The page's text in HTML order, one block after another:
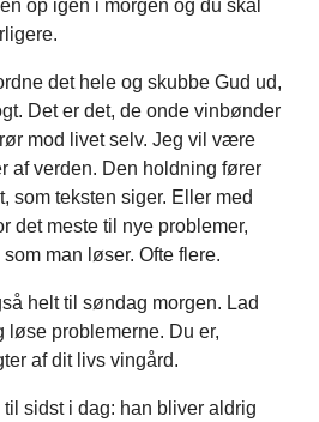
op igen i morgen og du skal
det hele og skubbe Gud ud,
Det er det, de onde vinbønder
mod livet selv. Jeg vil være
af verden. Den holdning fører
som teksten siger. Eller med
det meste til nye problemer,
man løser. Ofte flere.
helt til søndag morgen. Lad
løse problemerne. Du er,
af dit livs vingård.
sidst i dag: han bliver aldrig